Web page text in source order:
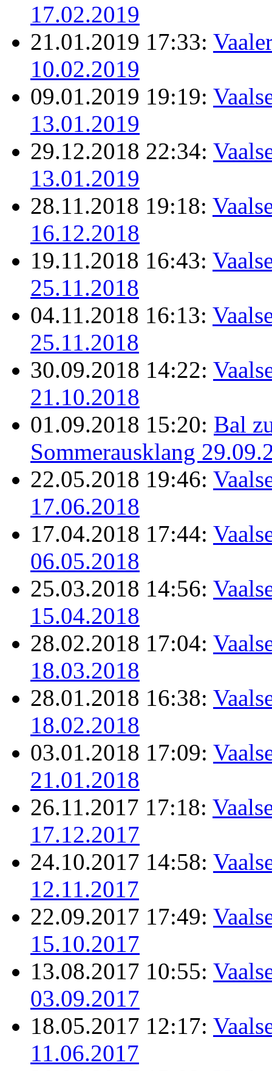
17.02.2019
21.01.2019 17:33:
10.02.2019
09.01.2019 19:19:
13.01.2019
29.12.2018 22:34:
13.01.2019
28.11.2018 19:18:
16.12.2018
19.11.2018 16:43:
25.11.2018
04.11.2018 16:13:
25.11.2018
30.09.2018 14:22:
21.10.2018
01.09.2018 15:20: Bal
Sommerausklang
22.05.2018 19:46:
17.06.2018
17.04.2018 17:44:
06.05.2018
25.03.2018 14:56:
15.04.2018
28.02.2018 17:04:
18.03.2018
28.01.2018 16:38:
18.02.2018
03.01.2018 17:09:
21.01.2018
26.11.2017 17:18:
17.12.2017
24.10.2017 14:58:
12.11.2017
22.09.2017 17:49:
15.10.2017
13.08.2017 10:55:
03.09.2017
18.05.2017 12:17:
11.06.2017